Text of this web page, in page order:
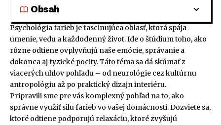
Obsah
Psychológia farieb je fascinujúca oblasť, ktorá spája
umenie, vedu a každodenný život. Ide o štúdium toho, ako
rôzne odtiene ovplyvňujú naše emócie, správanie a
dokonca aj fyzické pocity. Táto téma sa dá skúmať z
viacerých uhlov pohľadu – od neurológie cez kultúrnu
antropológiu až po praktický dizajn interiéru.
Pripravili sme pre vás komplexný pohľad na to, ako
správne využiť silu farieb vo vašej domácnosti. Dozviete sa,
ktoré odtiene podporujú relaxáciu, ktoré zvyšujú